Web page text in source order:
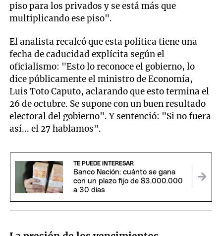
piso para los privados y se está más que
multiplicando ese piso".
El analista recalcó que esta política tiene una
fecha de caducidad explícita según el
oficialismo: "Esto lo reconoce el gobierno, lo
dice públicamente el ministro de Economía,
Luis Toto Caputo, aclarando que esto termina el
26 de octubre. Se supone con un buen resultado
electoral del gobierno". Y sentenció: "Si no fuera
así... el 27 hablamos".
TE PUEDE INTERESAR
Banco Nación: cuánto se gana
con un plazo fijo de $3.000.000
a 30 días